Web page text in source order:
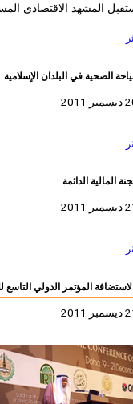
المشهد الاقتصادي
الصحية في البلدان الإسلامية
المالية الدائمة
المؤتمر الدولي التاسع